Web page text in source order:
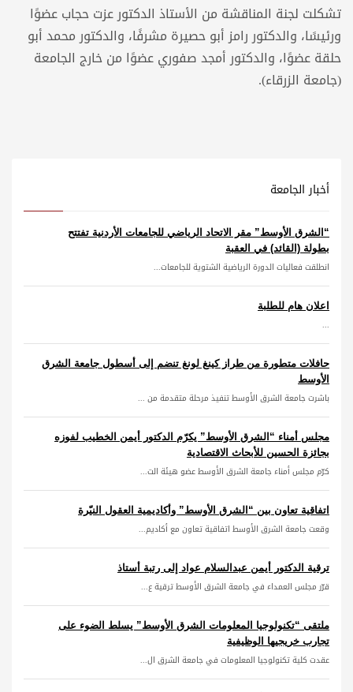
تشكلت لجنة المناقشة من الأستاذ الدكتور عزت حجاب عضوًا
ورئيسًا، والدكتور رامز أبو حصيرة مشرفًا، والدكتور محمد أبو
حلقة عضوًا، والدكتور أمجد صفوري عضوًا من خارج الجامعة
(جامعة الزرقاء).
أخبار الجامعة
“الشرق الأوسط” مقر الاتحاد الرياضي للجامعات الأردنية تفتتح
بطولة (القائد) في العقبة
انطلقت فعاليات الدورة الرياضية الشتوية للجامعات...
اعلان هام للطلبة
...
حافلات متطورة من طراز كينغ لونغ تنضم إلى أسطول جامعة الشرق
الأوسط
باشرت جامعة الشرق الأوسط تنفيذ مرحلة متقدمة من ...
مجلس أمناء “الشرق الأوسط” يكرّم الدكتور أيمن الخطيب لفوزه
بجائزة الحسين للأبحاث الاقتصادية
كرّم مجلس أمناء جامعة الشرق الأوسط عضو هيئة الت...
اتفاقية تعاون بين “الشرق الأوسط” وأكاديمية العقول النيّرة
وقعت جامعة الشرق الأوسط اتفاقية تعاون مع أكاديم...
ترقية الدكتور أيمن عبدالسلام عواد إلى رتبة أستاذ
قرّر مجلس العمداء في جامعة الشرق الأوسط ترقية ع...
ملتقى “تكنولوجيا المعلومات الشرق الأوسط” يسلط الضوء على
تجارب خريجيها الوظيفية
عقدت كلية تكنولوجيا المعلومات في جامعة الشرق ال...